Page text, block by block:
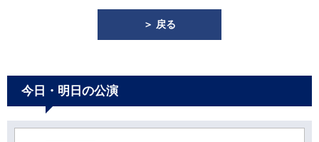
＞ 戻る
今日・明日の公演